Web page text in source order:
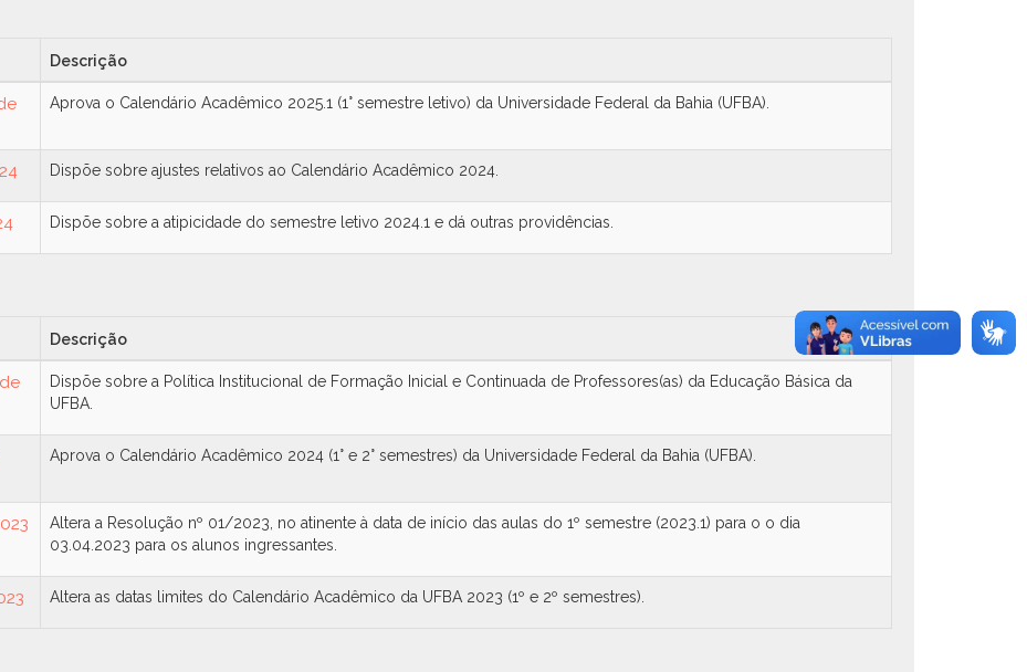
Descrição
Aprova o Calendário Acadêmico 2025.1 (1° semestre letivo) da Universidade Federal da Bahia (UFBA).
Dispõe sobre ajustes relativos ao Calendário Acadêmico 2024.
Dispõe sobre a atipicidade do semestre letivo 2024.1 e dá outras providências.
Descrição
Dispõe sobre a Política Institucional de Formação Inicial e Continuada de Professores(as) da Educação Básica da
UFBA.
Aprova o Calendário Acadêmico 2024 (1° e 2° semestres) da Universidade Federal da Bahia (UFBA).
Altera a Resolução nº 01/2023, no atinente à data de início das aulas do 1º semestre (2023.1) para o o dia
03.04.2023 para os alunos ingressantes.
Altera as datas limites do Calendário Acadêmico da UFBA 2023 (1º e 2º semestres).